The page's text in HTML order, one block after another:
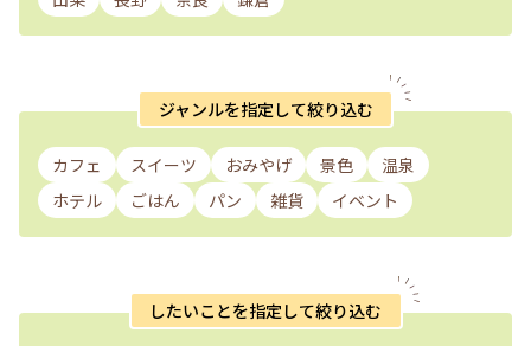
ジャンルを指定して絞り込む
カフェ スイーツ おみやげ 景色
温泉
ホテル
ごはん パン 雑貨 イベント
したいことを指定して絞り込む